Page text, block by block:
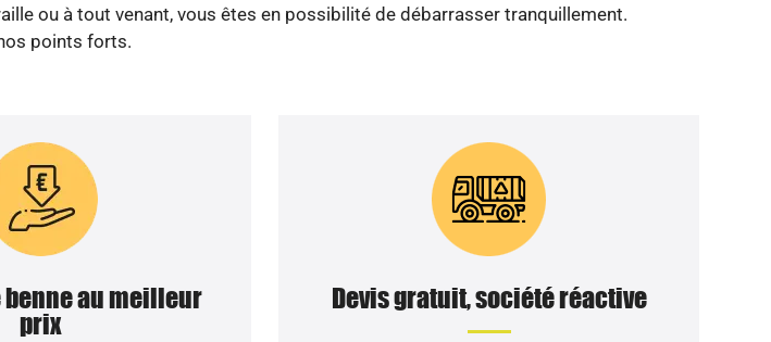
ou à tout venant, vous êtes en possibilité de débarrasser tranquillement.
points forts.
benne au meilleur
prix
Devis gratuit, société réactive